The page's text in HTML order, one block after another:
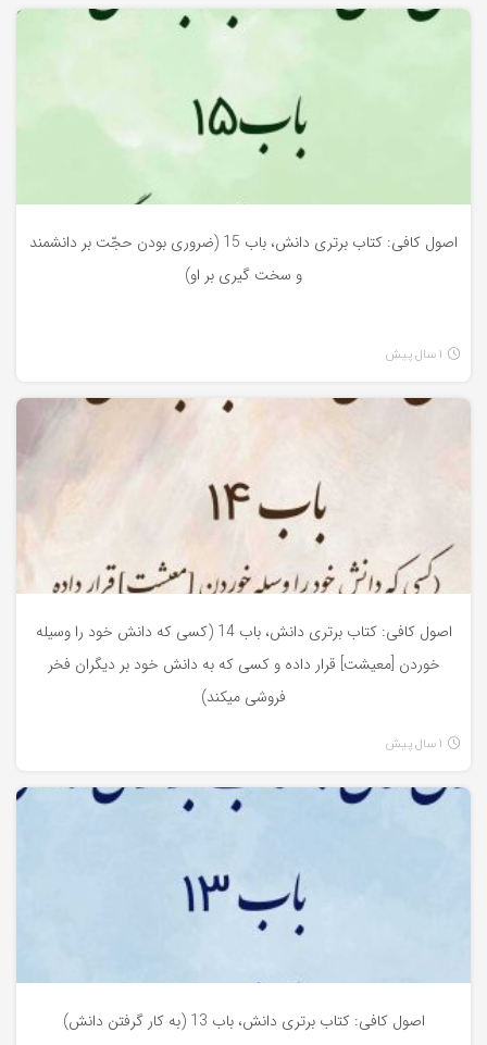
اصول کافی: کتاب برتری دانش، باب 15 (ضروری بودن حجّت بر دانشمند
و سخت گیری بر او)
1 سال پیش
اصول کافی: کتاب برتری دانش، باب 14 (کسی که دانش خود را وسیله
خوردن [معیشت] قرار داده و کسی که به دانش خود بر دیگران فخر
فروشی میکند)
1 سال پیش
اصول کافی: کتاب برتری دانش، باب 13 (به کار گرفتن دانش)